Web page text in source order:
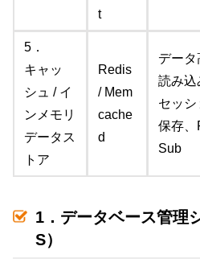
t
5．
キャッ
シュ / イ
ンメモリ
データス
トア
Redis
/ Mem
cache
d
データ
読み込
セッシ
保存、
Sub
1．データベース管理
S）